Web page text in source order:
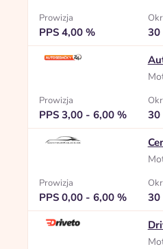
Prowizja
PPS 4,00 % 30
Prowizja
PPS 3,00 - 6,00 % 30
Prowizja
PPS 0,00 - 6,00 % 30